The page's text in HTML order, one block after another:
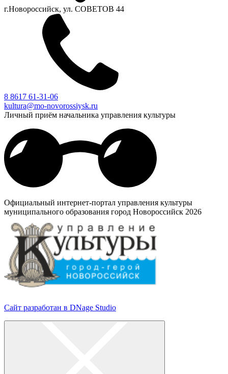
г.Новороссийск, ул. СОВЕТОВ 44
8 8617 61-31-06
kultura@mo-novorossiysk.ru
Личный приём начальника управления культуры
Официальный интернет-портал управления культуры
муниципального образования город Новороссийск 2026
Сайт разработан в DNage Studio